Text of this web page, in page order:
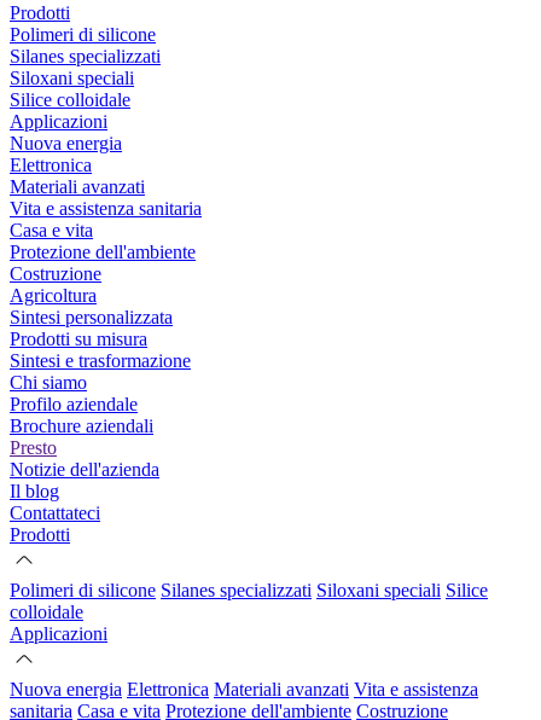
Prodotti
Polimeri di silicone
Silanes specializzati
Siloxani speciali
Silice colloidale
Applicazioni
Nuova energia
Elettronica
Materiali avanzati
Vita e assistenza sanitaria
Casa e vita
Protezione dell'ambiente
Costruzione
Agricoltura
Sintesi personalizzata
Prodotti su misura
Sintesi e trasformazione
Chi siamo
Profilo aziendale
Brochure aziendali
Presto
Notizie dell'azienda
Il blog
Contattateci
Prodotti
Polimeri di silicone Silanes specializzati Siloxani speciali Silice
colloidale
Applicazioni
Nuova energia Elettronica Materiali avanzati Vita e assistenza
sanitaria Casa e vita Protezione dell'ambiente Costruzione